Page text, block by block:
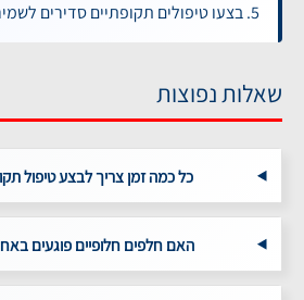
בצעו טיפולים תקופתיים סדירים
שאלות נפוצות
כל כמה זמן צריך לבצע טיפול
האם חלפים חלופיים פוגעים